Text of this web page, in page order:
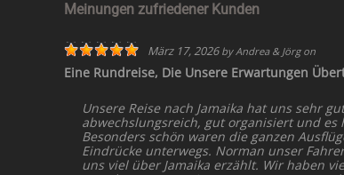
Meinungen zufriedener Kunden
März 17, 2026byAndrea & Jörgon
Eine Rundreise, Die Unsere Erwartungen
Unsere Reise nach Jamaika hat uns sehr
abwechslungsreich, gut organisiert und es
Besonders schön waren die ganzen
Eindrücke unterwegs. Norman unser
uns viel über Jamaika erzählt. Wir haben